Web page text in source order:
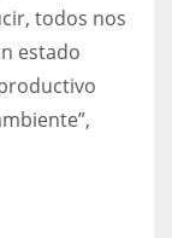
todos nos
estado